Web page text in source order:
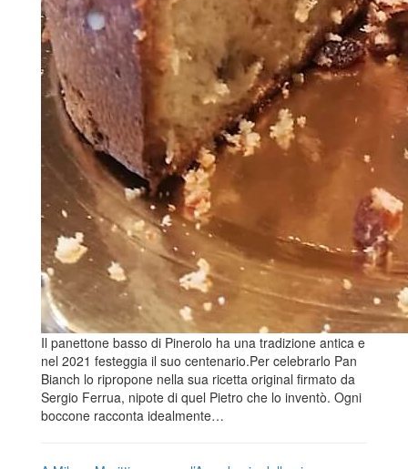
Il panettone basso di Pinerolo ha una tradizione antica e
nel 2021 festeggia il suo centenario.Per celebrarlo Pan
Bianch lo ripropone nella sua ricetta original firmato da
Sergio Ferrua, nipote di quel Pietro che lo inventò. Ogni
boccone racconta idealmente…